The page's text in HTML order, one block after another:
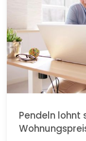
Pendeln lohnt